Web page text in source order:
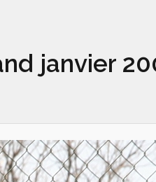
janvier